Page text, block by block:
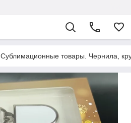
Сублимационные товары. Чернила,